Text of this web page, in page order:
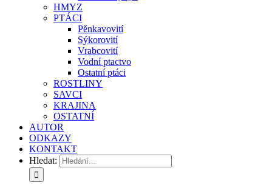
HMYZ
PTÁCI
Pěnkavovití
Sýkorovití
Vrabcovití
Vodní ptactvo
Ostatní ptáci
ROSTLINY
SAVCI
KRAJINA
OSTATNÍ
AUTOR
ODKAZY
KONTAKT
Hledat: